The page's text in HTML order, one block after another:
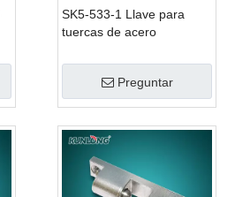
SK5-533-1 Llave para
tuercas de acero
Preguntar